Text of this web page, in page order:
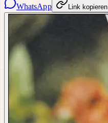
WhatsApp Link kopieren